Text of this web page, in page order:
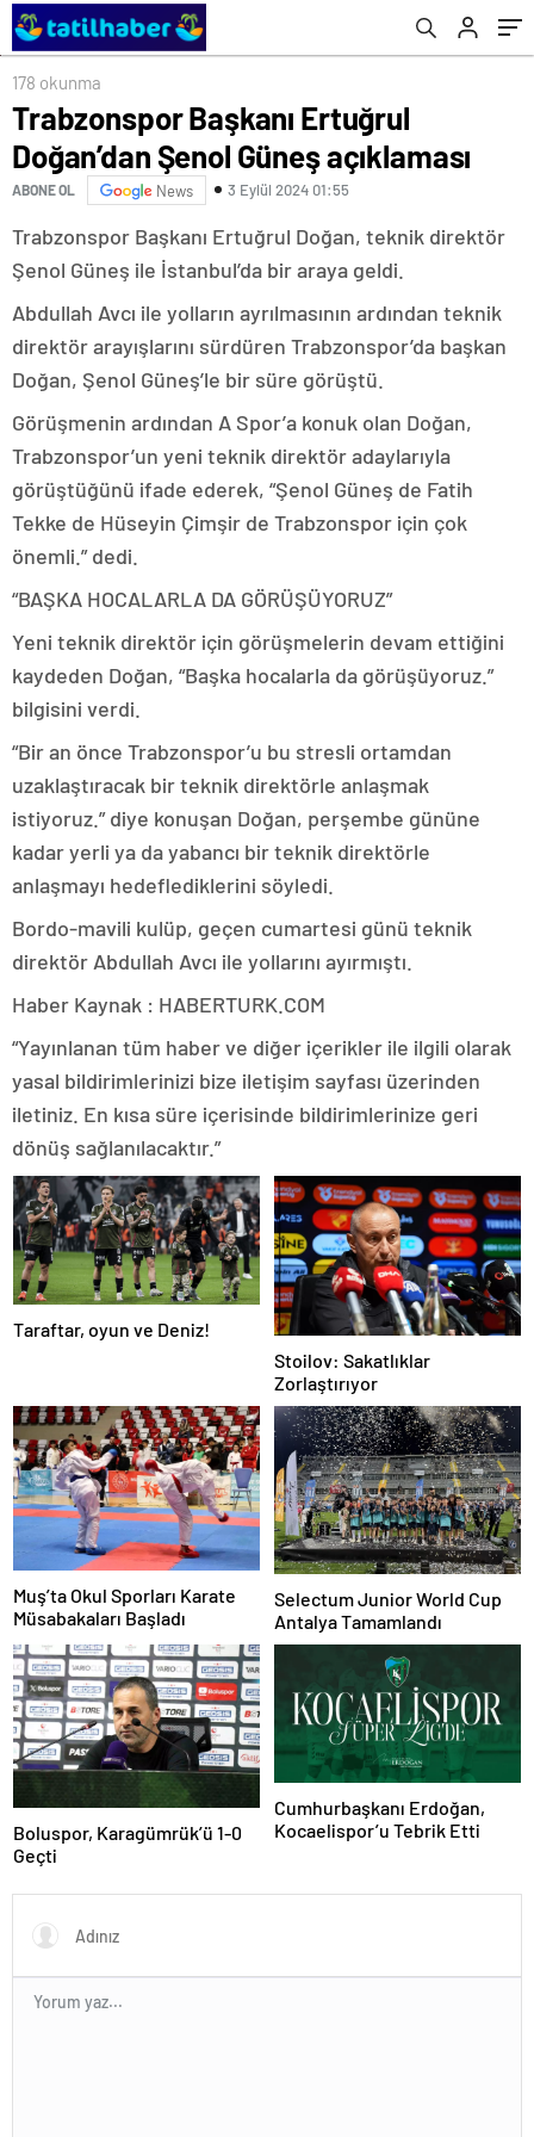
178 okunma
Trabzonspor Başkanı Ertuğrul
Doğan’dan Şenol Güneş açıklaması
ABONE OL News 3 Eylül 2024 01:55
Trabzonspor Başkanı Ertuğrul Doğan, teknik direktör
Şenol Güneş ile İstanbul’da bir araya geldi.
Abdullah Avcı ile yolların ayrılmasının ardından teknik
direktör arayışlarını sürdüren Trabzonspor’da başkan
Doğan, Şenol Güneş’le bir süre görüştü.
Görüşmenin ardından A Spor’a konuk olan Doğan,
Trabzonspor’un yeni teknik direktör adaylarıyla
görüştüğünü ifade ederek, “Şenol Güneş de Fatih
Tekke de Hüseyin Çimşir de Trabzonspor için çok
önemli.” dedi.
“BAŞKA HOCALARLA DA GÖRÜŞÜYORUZ”
Yeni teknik direktör için görüşmelerin devam ettiğini
kaydeden Doğan, “Başka hocalarla da görüşüyoruz.”
bilgisini verdi.
“Bir an önce Trabzonspor’u bu stresli ortamdan
uzaklaştıracak bir teknik direktörle anlaşmak
istiyoruz.” diye konuşan Doğan, perşembe gününe
kadar yerli ya da yabancı bir teknik direktörle
anlaşmayı hedeflediklerini söyledi.
Bordo-mavili kulüp, geçen cumartesi günü teknik
direktör Abdullah Avcı ile yollarını ayırmıştı.
Haber Kaynak : HABERTURK.COM
“Yayınlanan tüm haber ve diğer içerikler ile ilgili olarak
yasal bildirimlerinizi bize iletişim sayfası üzerinden
iletiniz. En kısa süre içerisinde bildirimlerinize geri
dönüş sağlanılacaktır.”
Taraftar, oyun ve Deniz!
Stoilov: Sakatlıklar
Zorlaştırıyor
Muş’ta Okul Sporları Karate
Müsabakaları Başladı
Selectum Junior World Cup
Antalya Tamamlandı
Boluspor, Karagümrük’ü 1-0
Geçti
Cumhurbaşkanı Erdoğan,
Kocaelispor’u Tebrik Etti